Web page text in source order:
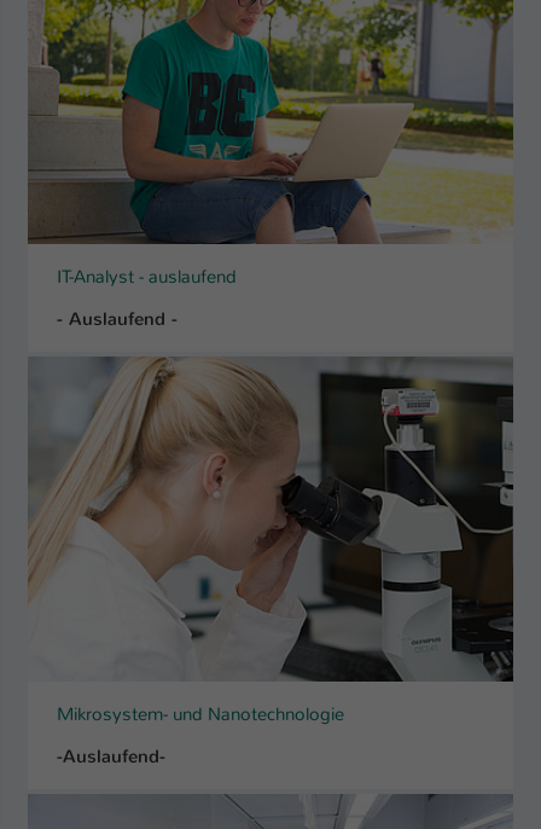
IT-Analyst - auslaufend
- Auslaufend -
Mikrosystem- und Nanotechnologie
-Auslaufend-